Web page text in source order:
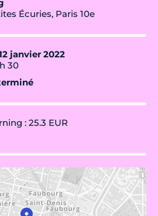
Écuries, Paris 10e
janvier 2022
30
: 25.3 EUR